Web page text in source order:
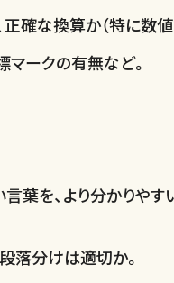
確な換算か（特に数値
マークの有無など。
葉を、より分かりや
落分けは適切か。